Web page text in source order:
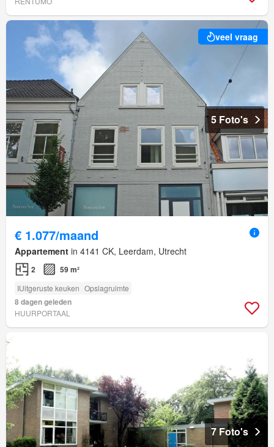
veel vraag
5 Foto's
€ 1.077/maand
Appartement in 4141 CK, Leerdam, Utrecht
2 59 m²
IUitgeruste keuken Opslagruimte
8 dagen geleden
HUURPORTAAL
7 Foto's